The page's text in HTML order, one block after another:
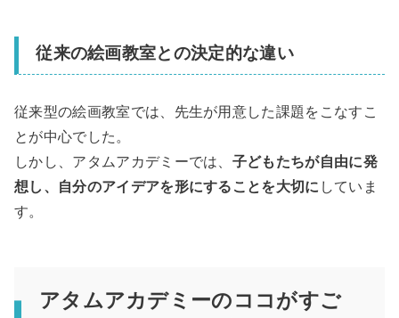
従来の絵画教室との決定的な違い
従来型の絵画教室では、先生が用意した課題をこなすこ
とが中心でした。
しかし、アタムアカデミーでは、 子どもたちが自由に発
想し、自分のアイデアを形にすることを大切に していま
す。
アタムアカデミーのココがすご